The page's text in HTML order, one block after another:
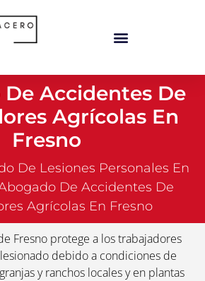
Accidentes De
Agrícolas En
Fresno
De Lesiones Personales En
De Accidentes De
Agrícolas En Fresno
Fresno protege a los trabajadores
debido a condiciones de
y ranchos locales y en plantas